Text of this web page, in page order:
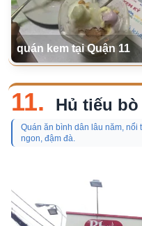
quán kem tại Quận 11
11. Hủ tiếu
Quán ăn bình dân lâu năm,
ngon, đậm đà.